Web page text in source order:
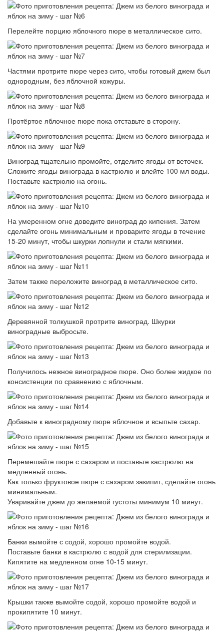
Перелейте порцию яблочного пюре в металлическое сито.
Частями протрите пюре через сито, чтобы готовый джем был
однородным, без яблочной кожуры.
Протёртое яблочное пюре пока отставьте в сторону.
Виноград тщательно промойте, отделите ягоды от веточек.
Сложите ягоды винограда в кастрюлю и влейте 100 мл воды.
Поставьте кастрюлю на огонь.
На умеренном огне доведите виноград до кипения. Затем
сделайте огонь минимальным и проварите ягоды в течение
15-20 минут, чтобы шкурки лопнули и стали мягкими.
Затем также переложите виноград в металлическое сито.
Деревянной толкушкой протрите виноград. Шкурки
виноградные выбросьте.
Получилось нежное виноградное пюре. Оно более жидкое по
консистенции по сравнению с яблочным.
Добавьте к виноградному пюре яблочное и всыпьте сахар.
Перемешайте пюре с сахаром и поставьте кастрюлю на
медленный огонь.
Как только фруктовое пюре с сахаром закипит, сделайте огонь
минимальным.
Уваривайте джем до желаемой густоты минимум 10 минут.
Банки вымойте с содой, хорошо промойте водой.
Поставьте банки в кастрюлю с водой для стерилизации.
Кипятите на медленном огне 10-15 минут.
Крышки также вымойте содой, хорошо промойте водой и
прокипятите 10 минут.